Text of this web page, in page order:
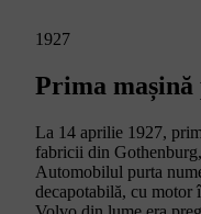
1927
Prima mașină
La 14 aprilie 1927,
fabricii din
Automobilul purta
decapotabilă, cu